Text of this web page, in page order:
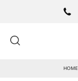
HOME